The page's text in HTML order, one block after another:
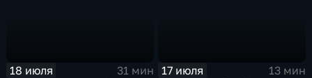
18 июля
31 мин
17 июля
13 мин